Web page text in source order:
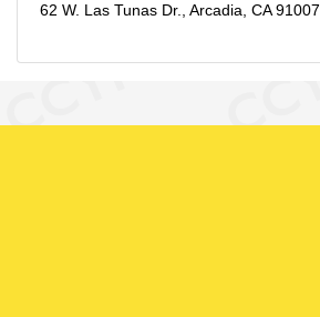
62 W. Las Tunas Dr., Arcadia, CA 91007